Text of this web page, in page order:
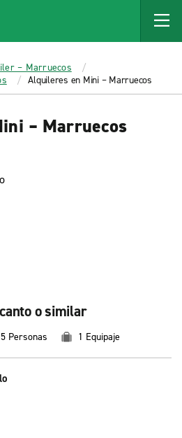
– Marruecos
Alquileres en Mini – Marruecos
– Marruecos
o similar
5 Personas 1 Equipaje